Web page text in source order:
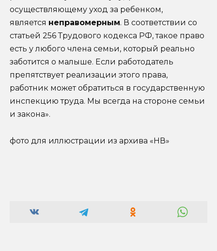
осуществляющему уход за ребенком,
является неправомерным. В соответствии со
статьей 256 Трудового кодекса РФ, такое право
есть у любого члена семьи, который реально
заботится о малыше. Если работодатель
препятствует реализации этого права,
работник может обратиться в государственную
инспекцию труда. Мы всегда на стороне семьи
и закона».
фото для иллюстрации из архива «НВ»